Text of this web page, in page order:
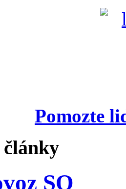
Pomozte
SO